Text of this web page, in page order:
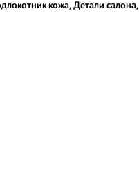
кожа, Детали салона,